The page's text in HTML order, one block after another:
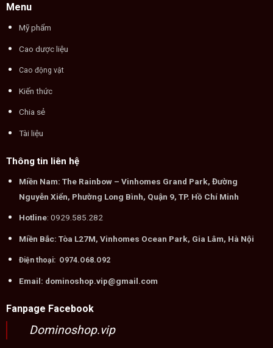
Menu
Mỹ phẩm
Cao dược liệu
Cao động vật
Kiến thức
Chia sẻ
Tài liệu
Thông tin liên hệ
Miền Nam: The Rainbow – Vinhomes Grand Park, Đường
Nguyễn Xiển, Phường Long Bình, Quận 9, TP. Hồ Chí Minh
Hotline: 0929.585.282
Miền Bắc: Tòa L27M, Vinhomes Ocean Park, Gia Lâm, Hà Nội
Điện thoại: O974.O68.O92
Email: dominoshop.vip@gmail.com
Fanpage Facebook
Dominoshop.vip